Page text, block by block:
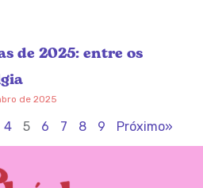
de 2025: entre os
de 2025
4 5 6 7 8 9 Próximo»